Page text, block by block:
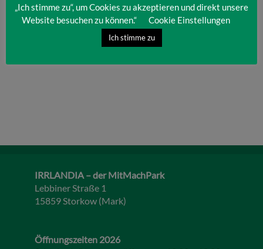
IRRLANDIA – der MitMachPark
Lebbiner Straße 1
15859 Storkow (Mark)
Öffnungszeiten 2026
„Ich stimme zu“, um Cookies zu akzeptieren und direkt unsere
Website besuchen zu können.“
Cookie Einstellungen
Ich stimme zu